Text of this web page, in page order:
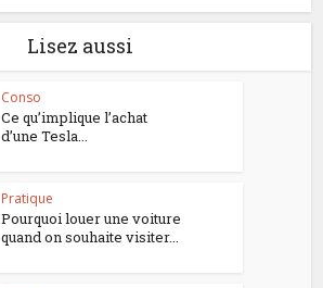
Lisez aussi
Conso
Ce qu’implique l’achat
d’une Tesla...
Pratique
Pourquoi louer une voiture
quand on souhaite visiter...